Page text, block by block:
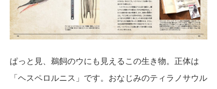
ぱっと見、鵜飼のウにも見えるこの生き物。正体は
「ヘスペロルニス」です。おなじみのティラノサウル